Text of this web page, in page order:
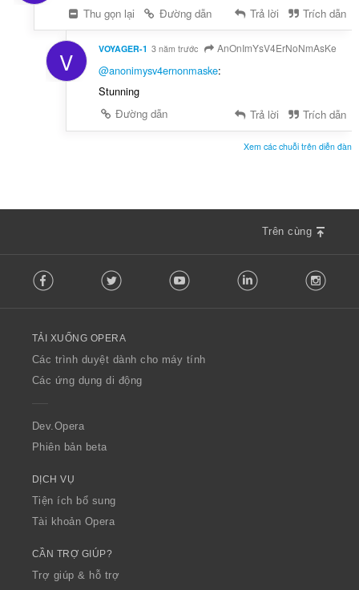
Thu gọn lại
Đường dẫn Trả lời Trích dẫn
V VOYAGER-1 3 năm trước AnOnImYsV4ErNoNmAsKe
@anonimysv4ernonmaske:
Stunning
Đường dẫn
Trả lời Trích dẫn
Xem các chuỗi trên diễn đàn
Trên cùng
o
w
O
p
a
Facebook Twitter Youtube LinkedIn
TẢI XUỐNG OPERA
Các trình duyệt dành cho máy tính
Các ứng dụng di động
Dev.Opera
Phiên bản beta
DỊCH VỤ
Tiện ích bổ sung
Tài khoản Opera
CẦN TRỢ GIÚP?
Trợ giúp & hỗ trợ